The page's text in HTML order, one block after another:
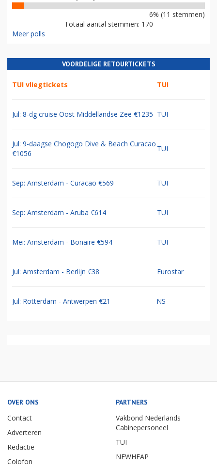
6% (11 stemmen)
Totaal aantal stemmen: 170
Meer polls
VOORDELIGE RETOURTICKETS
TUI vliegtickets TUI
Jul: 8-dg cruise Oost Middellandse Zee €1235 TUI
Jul: 9-daagse Chogogo Dive & Beach Curacao
€1056
TUI
Sep: Amsterdam - Curacao €569 TUI
Sep: Amsterdam - Aruba €614 TUI
Mei: Amsterdam - Bonaire €594 TUI
Jul: Amsterdam - Berlijn €38 Eurostar
Jul: Rotterdam - Antwerpen €21 NS
OVER ONS
Contact
Adverteren
Redactie
Colofon
PARTNERS
Vakbond Nederlands
Cabinepersoneel
TUI
NEWHEAP